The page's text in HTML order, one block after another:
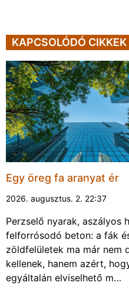
KAPCSOLÓDÓ CIKKEK
Egy öreg fa aranyat ér
2026. augusztus. 2. 22:37
Perzselő nyarak, aszályos
felforrósodó beton: a fák
zöldfelületek ma már nem
kellenek, hanem azért,
egyáltalán elviselhető m…